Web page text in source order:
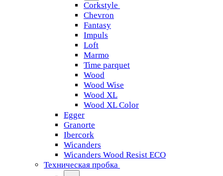
Corkstyle
Chevron
Fantasy
Impuls
Loft
Marmo
Time parquet
Wood
Wood Wise
Wood XL
Wood XL Color
Egger
Granorte
Ibercork
Wicanders
Wicanders Wood Resist ECO
Техническая пробка